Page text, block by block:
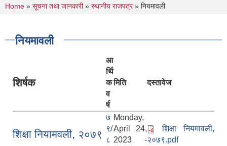
You are here
Home » सूचना तथा जानकारी» स्थानीय राजपत्र» नियमावली
नियमावली
शिर्षक
आ
र्थि
क
व
र्ष
मिति दस्तावेज
शिक्षा नियामवली, २०७९
७
९/
८
Monday,
April 24,
2023 -
शिक्षा नियमावली,
२०७९.pdf